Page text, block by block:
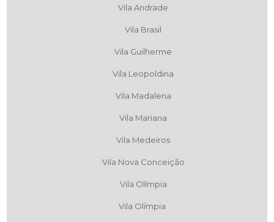
Vila Andrade
Vila Brasil
Vila Guilherme
Vila Leopoldina
Vila Madalena
Vila Mariana
Vila Medeiros
Vila Nova Conceição
Vila Olímpia
Vila Olímpia